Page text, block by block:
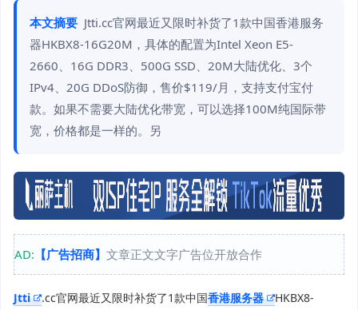
本文摘要 Jtti.cc官网最近又限时补货了1款中国香港服务
器HKBX8-16G20M，具体的配置为Intel Xeon E5-
2660、16G DDR3、500G SSD、20M大陆优化、3个
IPv4、20G DDoS防御，售价$119/月，支持支付宝付
款。如果不需要大陆优化带宽，可以选择100M纯国际带
宽，价格都是一样的。另
AD: 【广告招商】 文章正文文字广告位开放合作
Jtti .cc官网最近又限时补货了1款中国香港服务器
HKBX8-